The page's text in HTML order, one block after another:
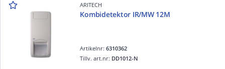
ARITECH
Kombidetektor IR/MW 12M
Artikelnr:6310362
Tillv. art.nr: DD1012-N